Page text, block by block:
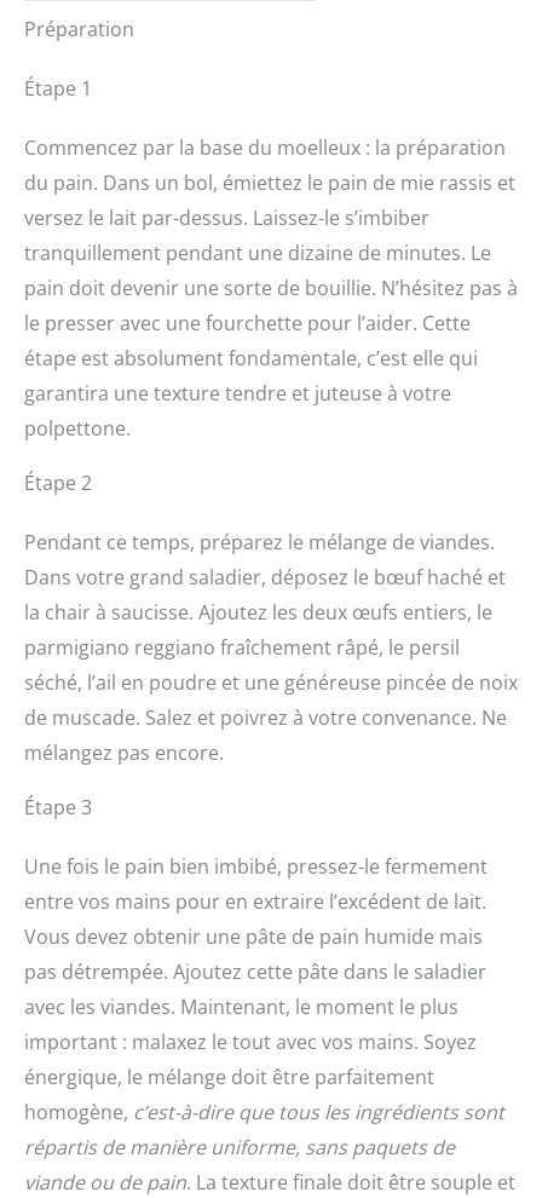
Préparation
Étape 1
Commencez par la base du moelleux : la préparation
du pain. Dans un bol, émiettez le pain de mie rassis et
versez le lait par-dessus. Laissez-le s’imbiber
tranquillement pendant une dizaine de minutes. Le
pain doit devenir une sorte de bouillie. N’hésitez pas à
le presser avec une fourchette pour l’aider. Cette
étape est absolument fondamentale, c’est elle qui
garantira une texture tendre et juteuse à votre
polpettone.
Étape 2
Pendant ce temps, préparez le mélange de viandes.
Dans votre grand saladier, déposez le bœuf haché et
la chair à saucisse. Ajoutez les deux œufs entiers, le
parmigiano reggiano fraîchement râpé, le persil
séché, l’ail en poudre et une généreuse pincée de noix
de muscade. Salez et poivrez à votre convenance. Ne
mélangez pas encore.
Étape 3
Une fois le pain bien imbibé, pressez-le fermement
entre vos mains pour en extraire l’excédent de lait.
Vous devez obtenir une pâte de pain humide mais
pas détrempée. Ajoutez cette pâte dans le saladier
avec les viandes. Maintenant, le moment le plus
important : malaxez le tout avec vos mains. Soyez
énergique, le mélange doit être parfaitement
homogène, c’est-à-dire que tous les ingrédients sont
répartis de manière uniforme, sans paquets de
viande ou de pain. La texture finale doit être souple et